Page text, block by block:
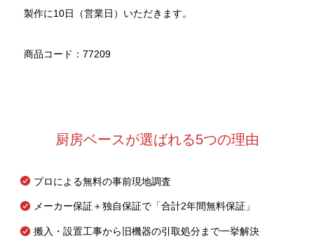
製作に10日（営業日）いただきます。
商品コード：77209
厨房ベースが選ばれる5つの理由
プロによる無料の事前現地調査
メーカー保証＋独自保証で「合計2年間無料保証」
搬入・設置工事から旧機器の引取処分まで一挙解決